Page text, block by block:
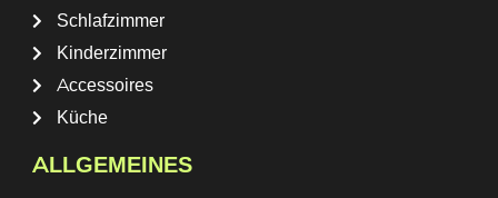
Schlafzimmer
Kinderzimmer
Accessoires
Küche
ALLGEMEINES